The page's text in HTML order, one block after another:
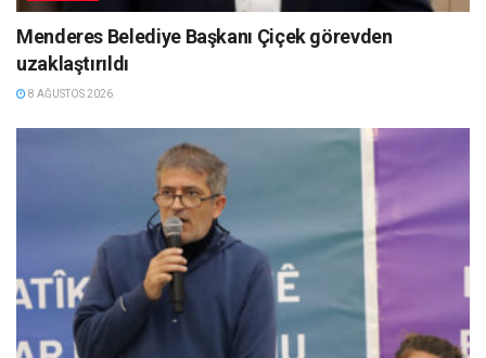
Menderes Belediye Başkanı Çiçek görevden
uzaklaştırıldı
8 AĞUSTOS 2026